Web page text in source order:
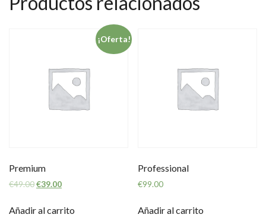
¡Oferta!
Premium
€49.00€39.00
Añadir al carrito
Professional
€99.00
Añadir al carrito